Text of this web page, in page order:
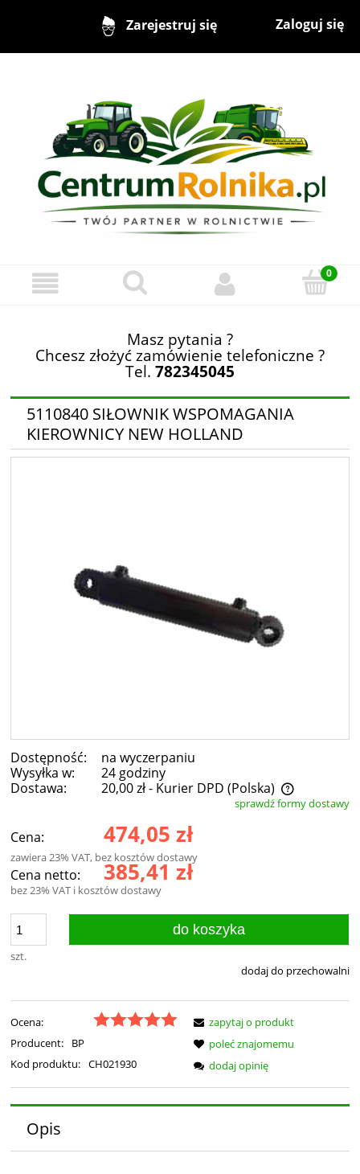
Zarejestruj się Zaloguj się
Masz pytania ?
Chcesz złożyć zamówienie telefoniczne ?
Tel. 782345045
5110840 SIŁOWNIK WSPOMAGANIA
KIEROWNICY NEW HOLLAND
Dostępność:
na wyczerpaniu
Wysyłka w:
24 godziny
Dostawa:
20,00 zł- Kurier DPD (Polska)
Cena nie zawiera ewentualnych kosztów płatnościsprawdź formy dostawy
Cena: 474,05 zł
zawiera 23% VAT, bez kosztów dostawy
Cena netto: 385,41 zł
bez 23% VAT i kosztów dostawy
szt.
do koszyka
dodaj do przechowalni
Ocena:
Producent:
BP
Kod produktu: CH021930
zapytaj o produkt
poleć znajomemu
dodaj opinię
Opis